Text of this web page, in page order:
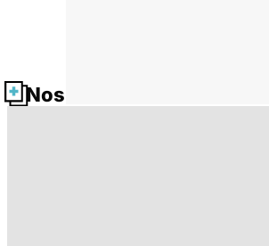
Nos fiches santé